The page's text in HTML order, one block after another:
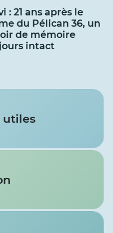
: 21 ans après le
du Pélican 36, un
de mémoire
intact
utiles